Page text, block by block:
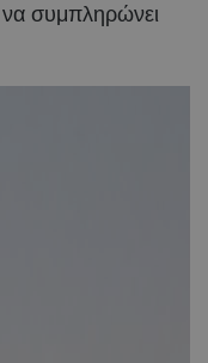
να συμπληρώνει